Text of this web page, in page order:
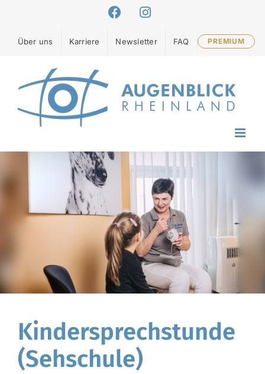
springen
FacebookInstagram
Über uns Karriere Newsletter FAQ PREMIUM
Kindersprechstunde
(Sehschule)